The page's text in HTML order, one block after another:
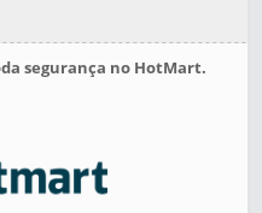
segurança no HotMart.